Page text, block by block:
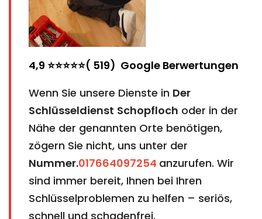
4,9 ⭐⭐⭐⭐⭐( 519) Google Berwertungen
Wenn Sie unsere Dienste in Der
Schlüsseldienst Schopfloch oder in der
Nähe der genannten Orte benötigen,
zögern Sie nicht, uns unter der
Nummer.017664097254 anzurufen. Wir
sind immer bereit, Ihnen bei Ihren
Schlüsselproblemen zu helfen – seriös,
schnell und schadenfrei.